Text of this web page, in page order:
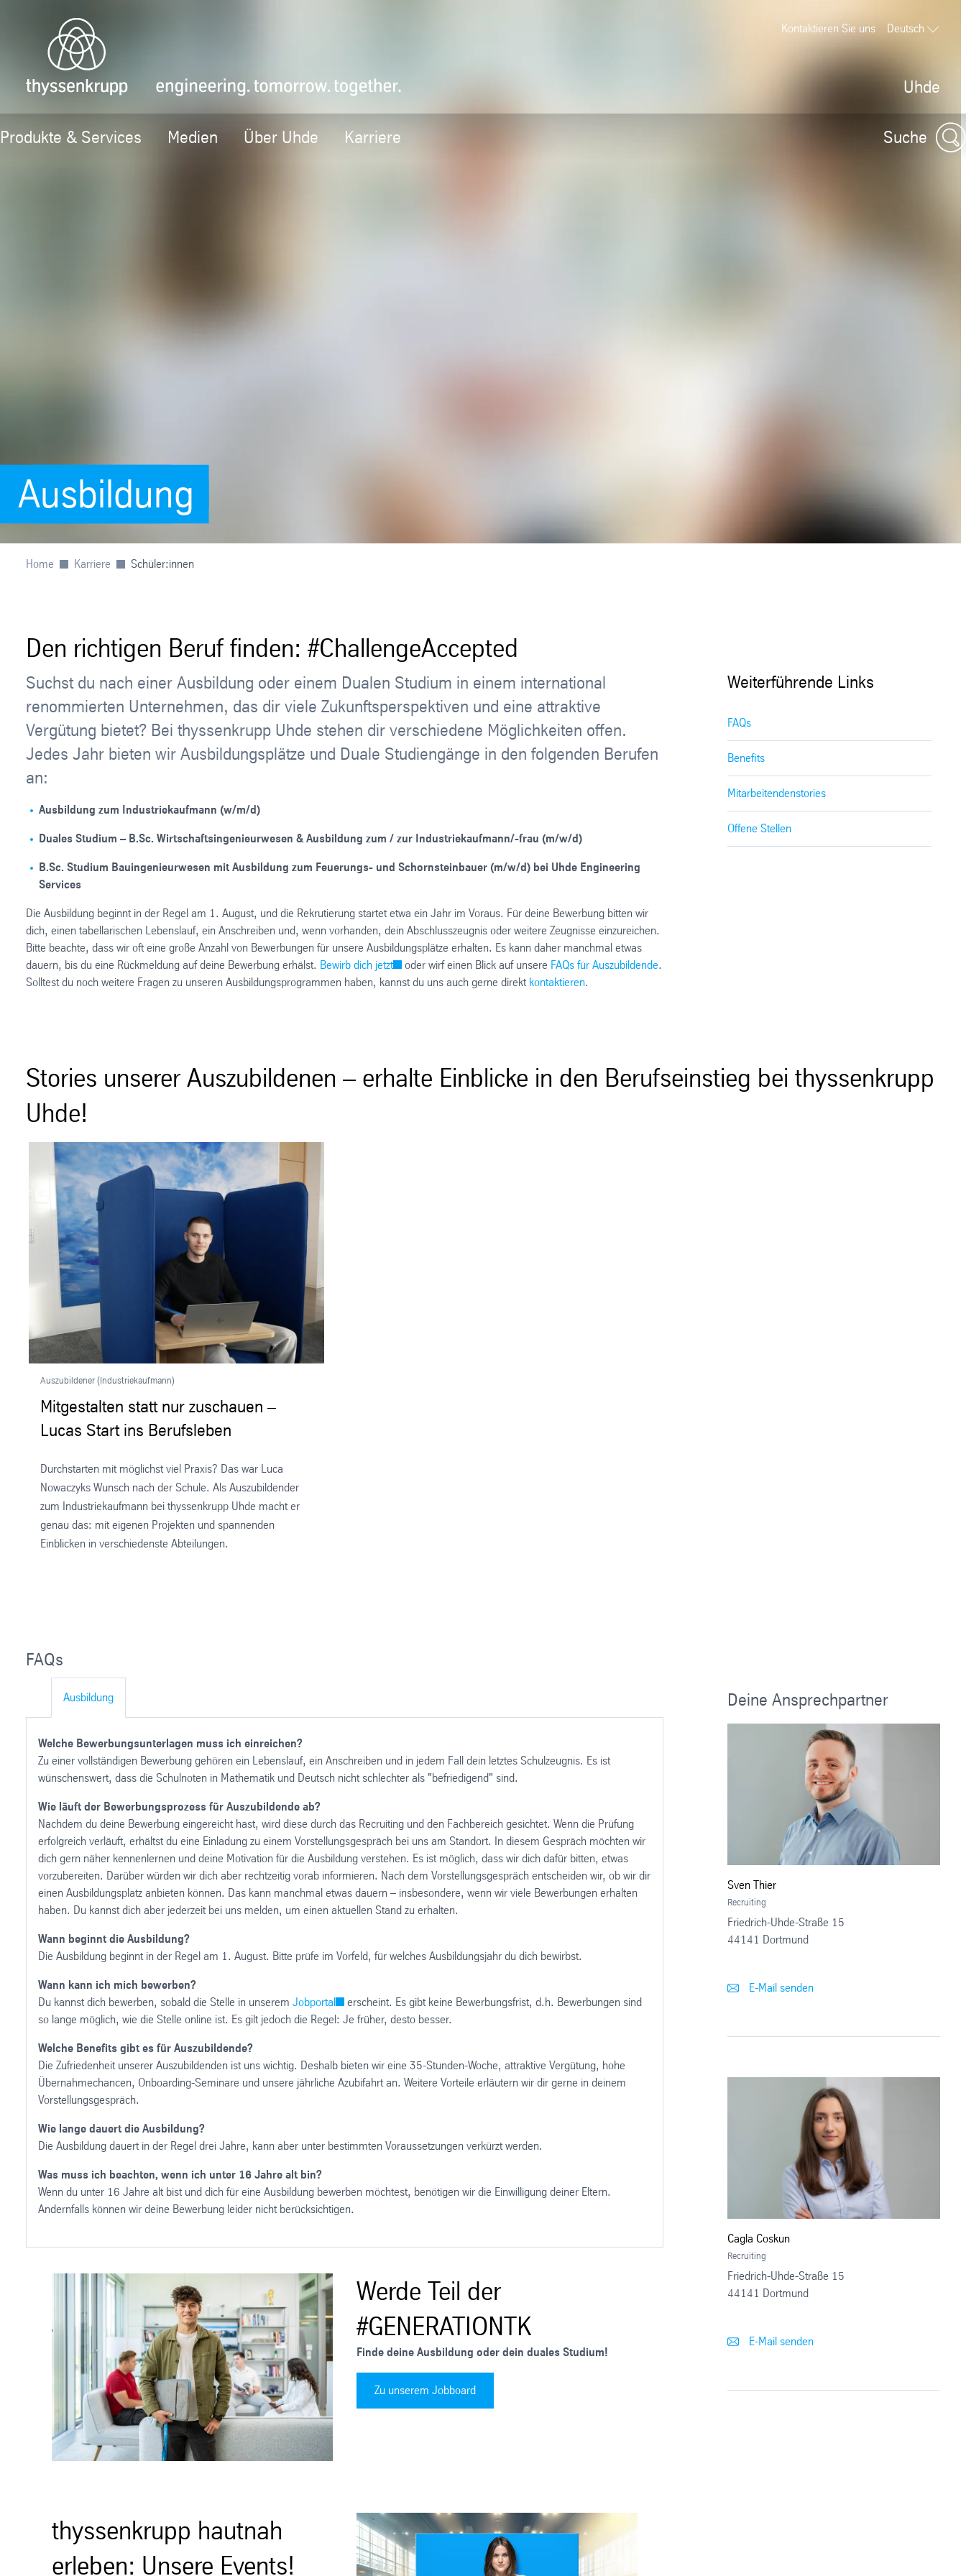
Uhde
Kontaktieren Sie uns Deutsch
Produkte & Services Medien Über Uhde Karriere Suche
Ausbildung
Home Karriere Schüler:innen
Den richtigen Beruf finden: #ChallengeAccepted
Suchst du nach einer Ausbildung oder einem Dualen Studium in einem international
renommierten Unternehmen, das dir viele Zukunftsperspektiven und eine attraktive
Vergütung bietet? Bei thyssenkrupp Uhde stehen dir verschiedene Möglichkeiten offen.
Jedes Jahr bieten wir Ausbildungsplätze und Duale Studiengänge in den folgenden Berufen
an:
Ausbildung zum Industriekaufmann (w/m/d)
Duales Studium – B.Sc. Wirtschaftsingenieurwesen & Ausbildung zum / zur Industriekaufmann/-frau (m/w/d)
B.Sc. Studium Bauingenieurwesen mit Ausbildung zum Feuerungs- und Schornsteinbauer (m/w/d) bei Uhde Engineering
Services
Die Ausbildung beginnt in der Regel am 1. August, und die Rekrutierung startet etwa ein Jahr im Voraus. Für deine Bewerbung bitten wir
dich, einen tabellarischen Lebenslauf, ein Anschreiben und, wenn vorhanden, dein Abschlusszeugnis oder weitere Zeugnisse einzureichen.
Bitte beachte, dass wir oft eine große Anzahl von Bewerbungen für unsere Ausbildungsplätze erhalten. Es kann daher manchmal etwas
dauern, bis du eine Rückmeldung auf deine Bewerbung erhälst. Bewirb dich jetzt oder wirf einen Blick auf unsere FAQs für Auszubildende.
Solltest du noch weitere Fragen zu unseren Ausbildungsprogrammen haben, kannst du uns auch gerne direkt kontaktieren.
Weiterführende Links
FAQs
Benefits
Mitarbeitendenstories
Offene Stellen
Stories unserer Auszubildenen – erhalte Einblicke in den Berufseinstieg bei thyssenkrupp
Uhde!
Auszubildener (Industriekaufmann)
Mitgestalten statt nur zuschauen –
Lucas Start ins Berufsleben
Durchstarten mit möglichst viel Praxis? Das war Luca
Nowaczyks Wunsch nach der Schule. Als Auszubildender
zum Industriekaufmann bei thyssenkrupp Uhde macht er
genau das: mit eigenen Projekten und spannenden
Einblicken in verschiedenste Abteilungen.
FAQs
Ausbildung
Welche Bewerbungsunterlagen muss ich einreichen?
Zu einer vollständigen Bewerbung gehören ein Lebenslauf, ein Anschreiben und in jedem Fall dein letztes Schulzeugnis. Es ist
wünschenswert, dass die Schulnoten in Mathematik und Deutsch nicht schlechter als "befriedigend" sind.
Wie läuft der Bewerbungsprozess für Auszubildende ab?
Nachdem du deine Bewerbung eingereicht hast, wird diese durch das Recruiting und den Fachbereich gesichtet. Wenn die Prüfung
erfolgreich verläuft, erhältst du eine Einladung zu einem Vorstellungsgespräch bei uns am Standort. In diesem Gespräch möchten wir
dich gern näher kennenlernen und deine Motivation für die Ausbildung verstehen. Es ist möglich, dass wir dich dafür bitten, etwas
vorzubereiten. Darüber würden wir dich aber rechtzeitig vorab informieren. Nach dem Vorstellungsgespräch entscheiden wir, ob wir dir
einen Ausbildungsplatz anbieten können. Das kann manchmal etwas dauern – insbesondere, wenn wir viele Bewerbungen erhalten
haben. Du kannst dich aber jederzeit bei uns melden, um einen aktuellen Stand zu erhalten.
Wann beginnt die Ausbildung?
Die Ausbildung beginnt in der Regel am 1. August. Bitte prüfe im Vorfeld, für welches Ausbildungsjahr du dich bewirbst.
Wann kann ich mich bewerben?
Du kannst dich bewerben, sobald die Stelle in unserem Jobportal
erscheint. Es gibt keine Bewerbungsfrist, d.h. Bewerbungen sind
so lange möglich, wie die Stelle online ist. Es gilt jedoch die Regel: Je früher, desto besser.
Welche Benefits gibt es für Auszubildende?
Die Zufriedenheit unserer Auszubildenden ist uns wichtig. Deshalb bieten wir eine 35-Stunden-Woche, attraktive Vergütung, hohe
Übernahmechancen, Onboarding-Seminare und unsere jährliche Azubifahrt an. Weitere Vorteile erläutern wir dir gerne in deinem
Vorstellungsgespräch.
Wie lange dauert die Ausbildung?
Die Ausbildung dauert in der Regel drei Jahre, kann aber unter bestimmten Voraussetzungen verkürzt werden.
Was muss ich beachten, wenn ich unter 16 Jahre alt bin?
Wenn du unter 16 Jahre alt bist und dich für eine Ausbildung bewerben möchtest, benötigen wir die Einwilligung deiner Eltern.
Andernfalls können wir deine Bewerbung leider nicht berücksichtigen.
Werde Teil der
#GENERATIONTK
Finde deine Ausbildung oder dein duales Studium!
Zu unserem Jobboard
thyssenkrupp hautnah
erleben: Unsere Events!
Deine Ansprechpartner
Sven Thier
Recruiting
Friedrich-Uhde-Straße 15
44141 Dortmund
E-Mail senden
Cagla Coskun
Recruiting
Friedrich-Uhde-Straße 15
44141 Dortmund
E-Mail senden